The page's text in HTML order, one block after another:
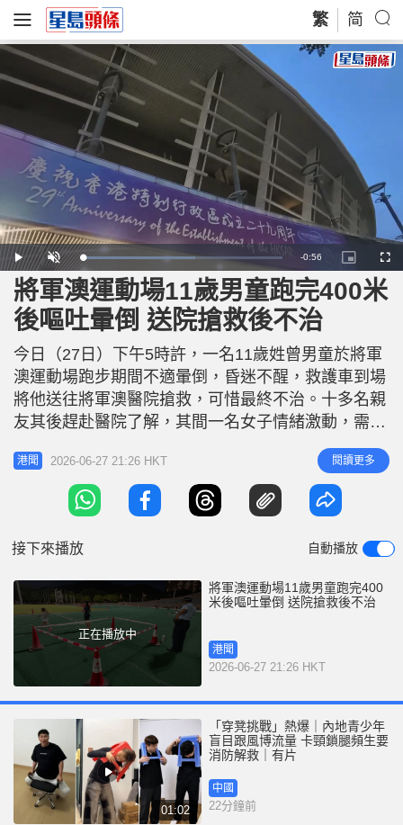
繁 简
P
l
a
y
U
n
m
u
t
e
L
o
a
d
e
d
6
5
%
R
e
m
n
i
e
-0:56
P
i
t
u
-
P
i
c
u
r
F
u
l
l
s
將軍澳運動場11歲男童跑完400米
後嘔吐暈倒 送院搶救後不治
今日（27日）下午5時許，一名11歲姓曾男童於將軍
澳運動場跑步期間不適暈倒，昏迷不醒，救護車到場
將他送往將軍澳醫院搶救，可惜最終不治。十多名親
友其後趕赴醫院了解，其間一名女子情緒激動，需要
在旁親友攙扶。 據了解，男童沒有長期病患，健康
良好，自今年4月開始每星期會進行跑步訓練。今日
他在教練領導下完成熱身運動，之後完成400米跑步
坐在地上，未幾出現嘔吐，並失去知覺。教練立即替
港聞 2026-06-27 21:26 HKT 閱讀更多
接下來播放 自動播放
正在播放中
將軍澳運動場11歲男童跑完400
米後嘔吐暈倒 送院搶救後不治
港聞
2026-06-27 21:26 HKT
01:02
「穿凳挑戰」熱爆｜內地青少年
盲目跟風博流量 卡頸鎖腿頻生要
消防解救｜有片
中國
22分鐘前